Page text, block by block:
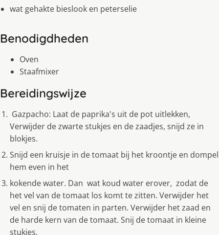
wat gehakte bieslook en peterselie
Benodigdheden
Oven
Staafmixer
Bereidingswijze
Gazpacho: Laat de paprika's uit de pot uitlekken,
Verwijder de zwarte stukjes en de zaadjes, snijd ze in
blokjes.
Snijd een kruisje in de tomaat bij het kroontje en dompel
hem even in het
kokende water. Dan wat koud water erover, zodat de
het vel van de tomaat los komt te zitten. Verwijder het
vel en snij de tomaten in parten. Verwijder het zaad en
de harde kern van de tomaat. Snij de tomaat in kleine
stukjes.